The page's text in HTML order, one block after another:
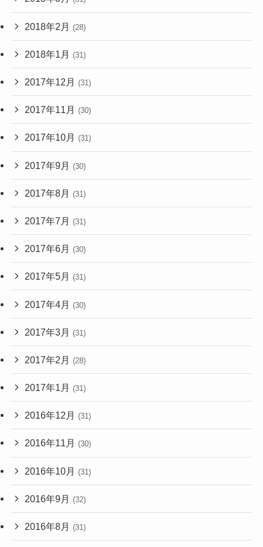
2018年2月 (28)
2018年1月 (31)
2017年12月 (31)
2017年11月 (30)
2017年10月 (31)
2017年9月 (30)
2017年8月 (31)
2017年7月 (31)
2017年6月 (30)
2017年5月 (31)
2017年4月 (30)
2017年3月 (31)
2017年2月 (28)
2017年1月 (31)
2016年12月 (31)
2016年11月 (30)
2016年10月 (31)
2016年9月 (32)
2016年8月 (31)